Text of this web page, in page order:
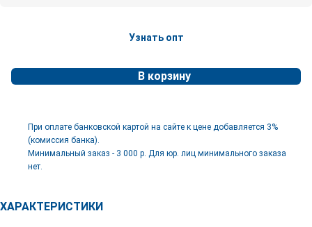
Узнать опт
В корзину
При оплате банковской картой на сайте к цене добавляется 3%
(комиссия банка).
Минимальный заказ - 3 000 р. Для юр. лиц минимального заказа
нет.
ХАРАКТЕРИСТИКИ